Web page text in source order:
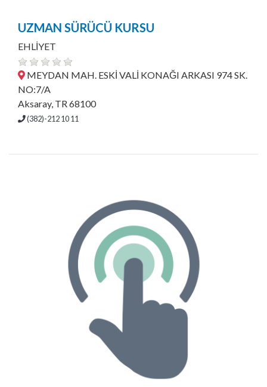
UZMAN SÜRÜCÜ KURSU
EHLİYET
MEYDAN MAH. ESKİ VALİ KONAĞI ARKASI 974 SK.
NO:7/A
Aksaray, TR 68100
(382)-212 10 11